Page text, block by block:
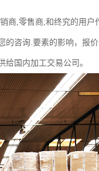
商,零售商,和终究的用户
咨询.要素的影响，报
国内加工交易公司。